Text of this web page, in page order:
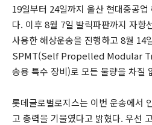
19일부터 24일까지 울산 현대중공
다. 이후 8월 7일 발릭파판까지 자항
사용한 해상운송을 진행하고 8월 14
SPMT(Self Propelled Modular
송용 특수 장비)로 모든 물량을 차질
롯데글로벌로지스는 이번 운송에서
고 총력을 기울였다고 밝혔다. 우선